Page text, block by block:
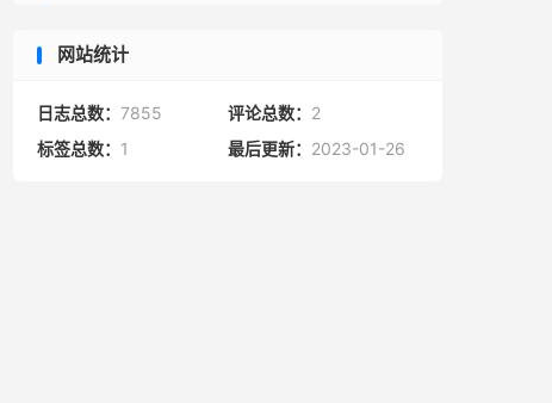
网站统计
日志总数： 7855 评论总数： 2
标签总数： 1 最后更新： 2023-01-26